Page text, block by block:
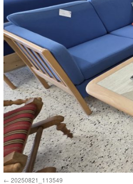
20250821_113549